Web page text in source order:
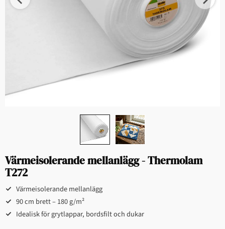
Värmeisolerande mellanlägg - Thermolam
T272
Värmeisolerande mellanlägg
90 cm brett – 180 g/m²
Idealisk för grytlappar, bordsfilt och dukar